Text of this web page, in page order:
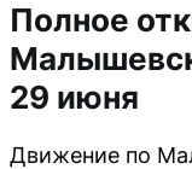
Полное
29 июня
Движение по